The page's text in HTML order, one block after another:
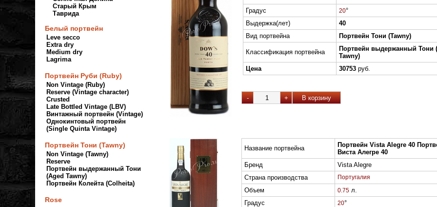
Старый Крым
Таврида
Белый портвейн
Leve secco
Extra dry
Medium dry
Lagrima
Портвейн Руби (Ruby)
Non Vintage (Ruby)
Reserve (Vintage character)
Crusted
Late Bottled Vintage (LBV)
Винтажный портвейн (Vintage)
Однокинтовый портвейн
(Single Quinta Vintage)
Портвейн Тони (Tawny)
Non Vintage (Tawny)
Reserve
Портвейн выдержанный Тони
(Aged Tawny)
Портвейн Колейта (Colheita)
Rose
Градус
20°
Выдержка(лет)
40
Вид портвейна
Портвейн Тони (Tawny)
Классификация портвейна
Портвейн выдержанный Тони
Tawny)
Цена
30753 руб.
Название портвейна
Портвейн Vista Alegre 40
Виста Алегре 40
Бренд
Vista Alegre
Страна производства
Португалия
Объем 0.75 л.
Градус
20°